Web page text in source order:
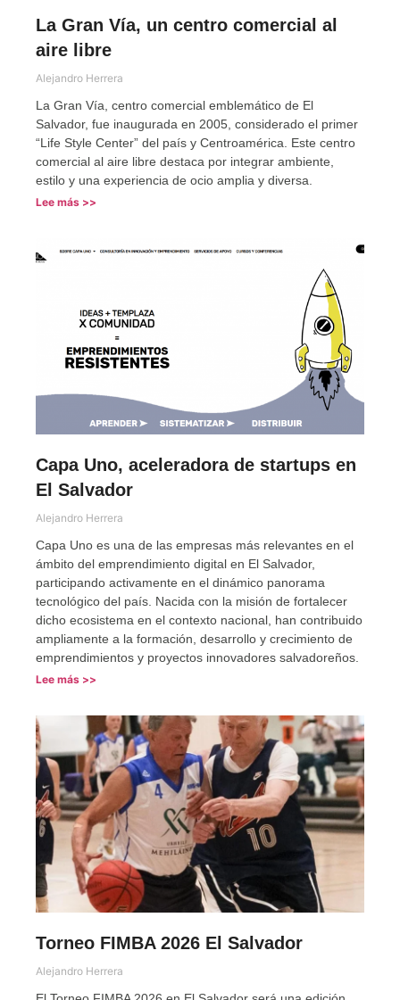
La Gran Vía, un centro comercial al
aire libre
Alejandro Herrera
La Gran Vía, centro comercial emblemático de El
Salvador, fue inaugurada en 2005, considerado el primer
“Life Style Center” del país y Centroamérica. Este centro
comercial al aire libre destaca por integrar ambiente,
estilo y una experiencia de ocio amplia y diversa.
Lee más >>
Capa Uno, aceleradora de startups en
El Salvador
Alejandro Herrera
Capa Uno es una de las empresas más relevantes en el
ámbito del emprendimiento digital en El Salvador,
participando activamente en el dinámico panorama
tecnológico del país. Nacida con la misión de fortalecer
dicho ecosistema en el contexto nacional, han contribuido
ampliamente a la formación, desarrollo y crecimiento de
emprendimientos y proyectos innovadores salvadoreños.
Lee más >>
Torneo FIMBA 2026 El Salvador
Alejandro Herrera